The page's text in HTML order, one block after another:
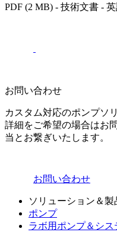
PDF (2 MB) - 技術文書 -
お問い合わせ
カスタム対応のポンプソ
詳細をご希望の場合はお
当とお繋ぎいたします。
お問い合わせ
ソリューション＆製
ポンプ
ラボ用ポンプ＆シス